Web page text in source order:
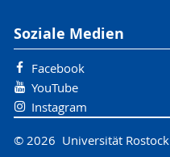
Soziale Medien
Facebook
YouTube
Instagram
© 2026 Universität Rostock